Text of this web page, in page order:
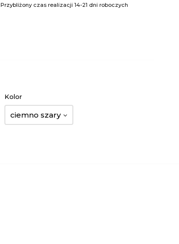
Przybliżony czas realizacji 14-21 dni roboczych
Kolor
ciemno szary